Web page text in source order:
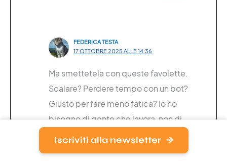
FEDERICA TESTA
17 OTTOBRE 2025 ALLE 14:36
Ma smettetela con queste favolette.
Scalare? Perdere tempo con un bot?
Giusto per fare meno fatica? Io ho
bisogno di gente che lavora, non di
macchine che “semplificano”.
Iscriviti alla newsletter